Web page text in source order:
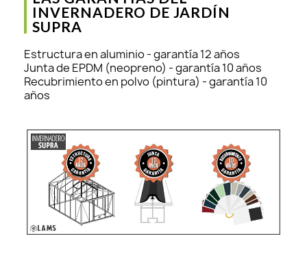
INVERNADERO DE JARDÍN
SUPRA
Estructura en aluminio - garantía 12 años
Junta de EPDM (neopreno) - garantía 10 años
Recubrimiento en polvo (pintura) - garantía 10
años